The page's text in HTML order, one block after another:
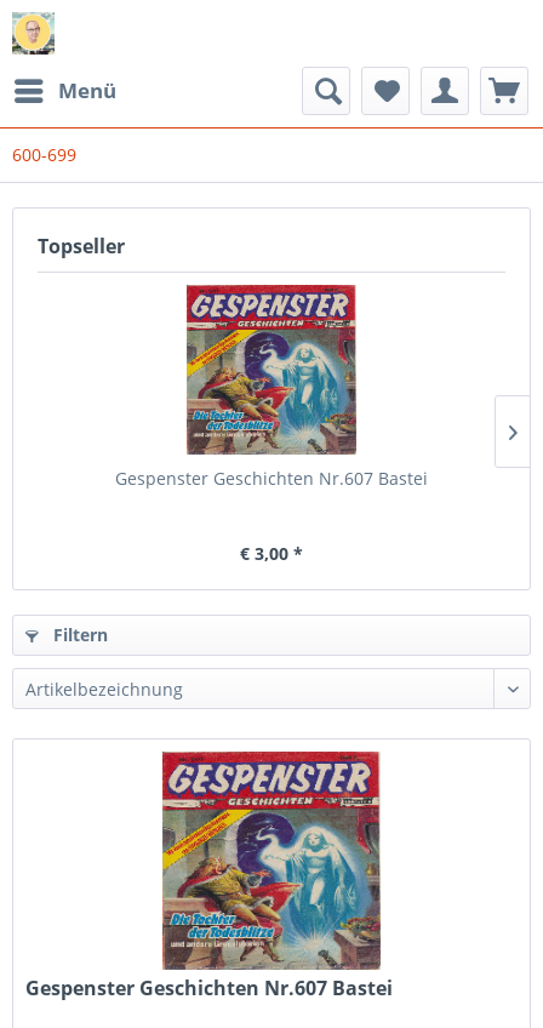
Menü
600-699
Topseller
Gespenster Geschichten Nr.607 Bastei
€ 3,00 *
Filtern
Gespenster Geschichten Nr.607 Bastei